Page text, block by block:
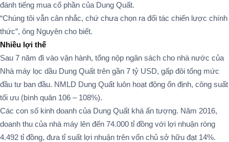
đánh tiếng mua cổ phần của Dung Quất.
“Chúng tôi vẫn cân nhắc, chứ chưa chọn ra đối tác chiến lược chính
thức”, ông Nguyên cho biết.
Nhiều lợi thế
Sau 7 năm đi vào vận hành, tổng nộp ngân sách cho nhà nước của
Nhà máy lọc dầu Dung Quất trên gần 7 tỷ USD, gấp đôi tổng mức
đầu tư ban đầu. NMLD Dung Quất luôn hoạt động ổn định, công suất
tối ưu (bình quân 106 – 108%).
Các con số kinh doanh của Dung Quất khá ấn tượng. Năm 2016,
doanh thu của nhà máy lên đến 74.000 tỉ đồng với lợi nhuận ròng
4.492 tỉ đồng, đưa tỉ suất lợi nhuận trên vốn chủ sở hữu đạt 14%.